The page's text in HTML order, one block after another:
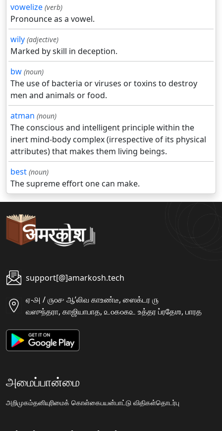
vowelize (verb)
Pronounce as a vowel.
wily (adjective)
Marked by skill in deception.
bw (noun)
The use of bacteria or viruses or toxins to destroy
men and animals or food.
atman (noun)
The conscious and intelligent principle within the
inert mind-body complex (irrespective of its physical
attributes) that makes them living beings.
best (noun)
The supreme effort one can make.
support[@]amarkosh.tech
ஏ-௮ / ௫௦௪ ஆʼலிவ காஉண்டீ, ஸைக்டர ௫
வஸுந்தரா, காஜியாபாத, ௨௦௧௦௧௨ உத்தர ப்ரதேஶ, பாரத
அமைப்பான்மை
அறிமுகம்தனியுரிமைக் கொள்கைபயன்பாட்டு விதிகள்தொடர்பு